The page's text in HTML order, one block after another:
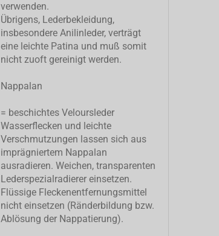
verwenden.
Übrigens, Lederbekleidung,
insbesondere Anilinleder, verträgt
eine leichte Patina und muß somit
nicht zuoft gereinigt werden.
Nappalan
= beschichtes Veloursleder
Wasserflecken und leichte
Verschmutzungen lassen sich aus
imprägniertem Nappalan
ausradieren. Weichen, transparenten
Lederspezialradierer einsetzen.
Flüssige Fleckenentfernungsmittel
nicht einsetzen (Ränderbildung bzw.
Ablösung der Nappatierung).